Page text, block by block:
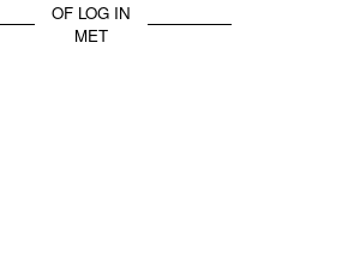
OF LOG IN
MET